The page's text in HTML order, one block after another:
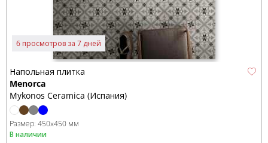
6 просмотров за 7 дней
Напольная плитка
Menorca
Mykonos Ceramica (Испания)
Размер: 450x450 мм
В наличии